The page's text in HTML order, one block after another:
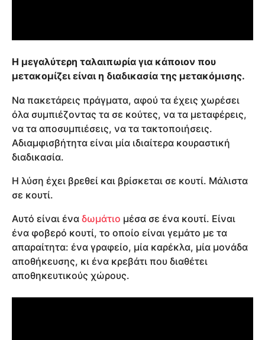
Η μεγαλύτερη ταλαιπωρία για κάποιον που
μετακομίζει είναι η διαδικασία της μετακόμισης.
Να πακετάρεις πράγματα, αφού τα έχεις χωρέσει
όλα συμπιέζοντας τα σε κούτες, να τα μεταφέρεις,
να τα αποσυμπιέσεις, να τα τακτοποιήσεις.
Αδιαμφισβήτητα είναι μία ιδιαίτερα κουραστική
διαδικασία.
Η λύση έχει βρεθεί και βρίσκεται σε κουτί. Μάλιστα
σε κουτί.
Αυτό είναι ένα δωμάτιο μέσα σε ένα κουτί. Είναι
ένα φοβερό κουτί, το οποίο είναι γεμάτο με τα
απαραίτητα: ένα γραφείο, μία καρέκλα, μία μονάδα
αποθήκευσης, κι ένα κρεβάτι που διαθέτει
αποθηκευτικούς χώρους.